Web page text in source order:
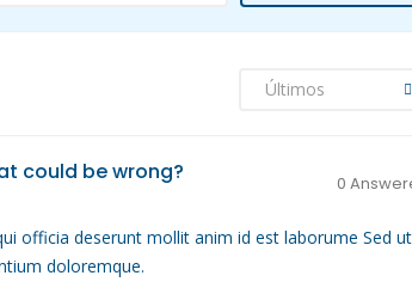
could be wrong? 0
officia deserunt mollit anim id est laborume Sed ut
doloremque.